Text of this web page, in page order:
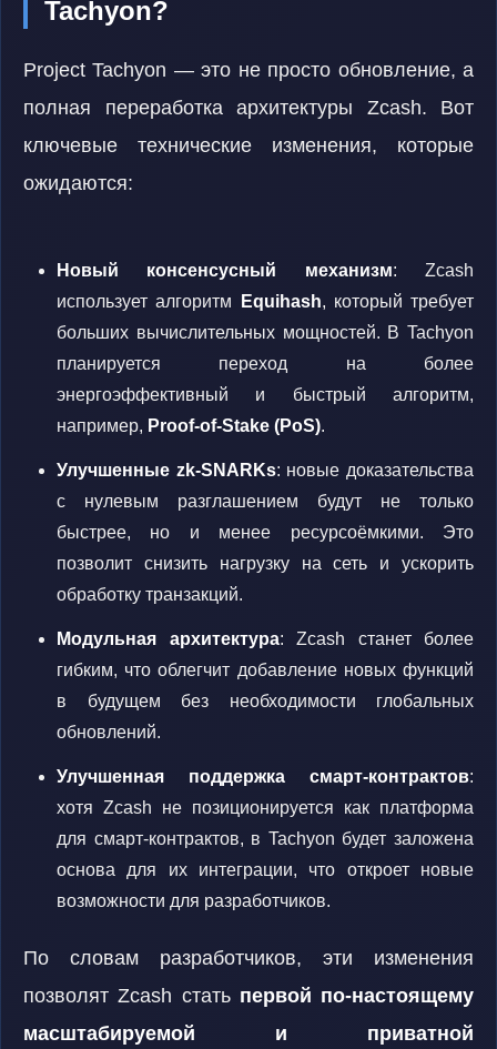
Tachyon?
Project Tachyon — это не просто обновление, а
полная переработка архитектуры Zcash. Вот
ключевые технические изменения, которые
ожидаются:
Новый консенсусный механизм: Zcash
использует алгоритм
Equihash, который требует
больших вычислительных мощностей. В Tachyon
планируется переход на более
энергоэффективный и быстрый алгоритм,
например, Proof-of-Stake (PoS).
Улучшенные zk-SNARKs: новые доказательства
с нулевым разглашением будут не только
быстрее, но и менее ресурсоёмкими. Это
позволит снизить нагрузку на сеть и ускорить
обработку транзакций.
Модульная архитектура: Zcash станет более
гибким, что облегчит добавление новых функций
в будущем без необходимости глобальных
обновлений.
Улучшенная поддержка смарт-контрактов:
хотя Zcash не позиционируется как платформа
для смарт-контрактов, в Tachyon будет заложена
основа для их интеграции, что откроет новые
возможности для разработчиков.
По словам разработчиков, эти изменения
позволят Zcash стать первой по-настоящему
масштабируемой и приватной